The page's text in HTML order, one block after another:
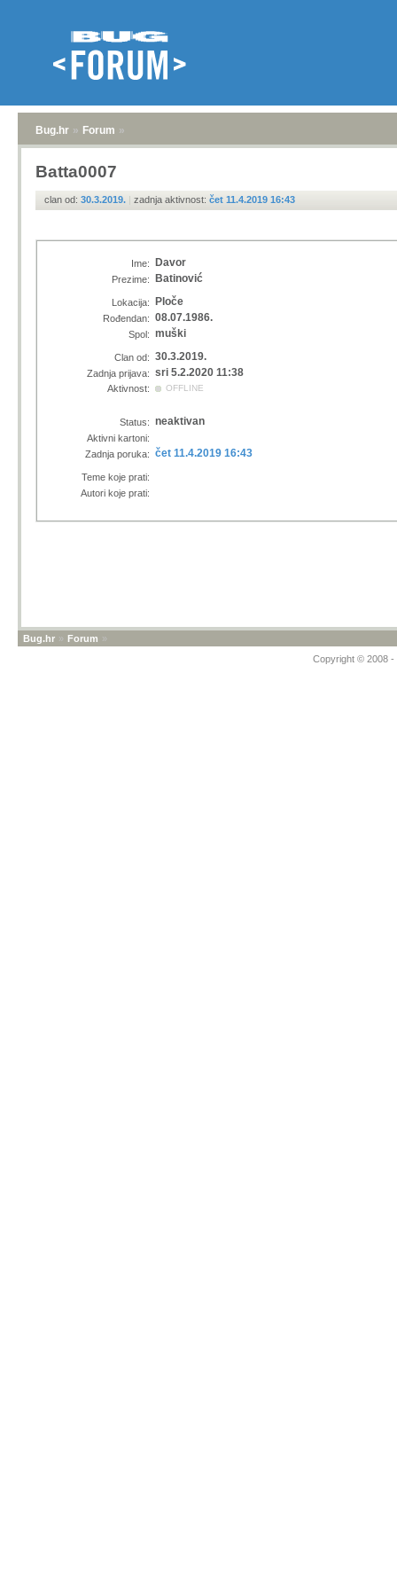
Bug.hr » Forum »
Batta0007
clan od: 30.3.2019. | zadnja aktivnost: čet 11.4.2019 16:43
Ime: Davor
Prezime: Batinović
Lokacija: Ploče
Rođendan: 08.07.1986.
Spol: muški
Clan od: 30.3.2019.
Zadnja prijava: sri 5.2.2020 11:38
Aktivnost: OFFLINE
Status: neaktivan
Aktivni kartoni:
Zadnja poruka: čet 11.4.2019 16:43
Teme koje prati:
Autori koje prati:
Bug.hr » Forum »
Copyright © 2008 -